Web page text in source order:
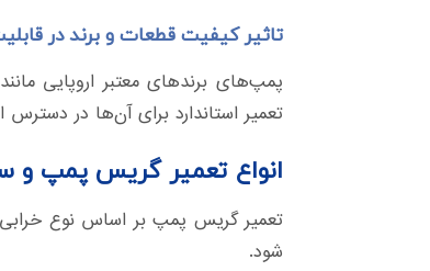
تاثیر کیفیت قطعات و برند در
پمپ‌های برندهای معتبر اروپایی
تعمیر استاندارد برای آن‌ها در
انواع تعمیر گریس پمپ و
تعمیر گریس پمپ بر اساس نوع
شود.